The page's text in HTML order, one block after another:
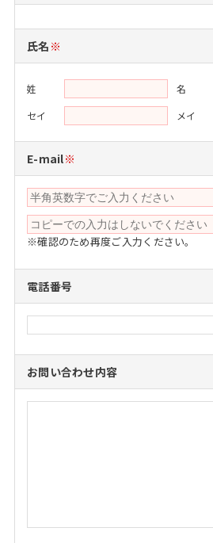
MBAを生かす求人特集
氏名 ※
姓
名
セイ
メイ
E-mail※
※確認のため再度ご入力ください。
電話番号
お問い合わせ内容